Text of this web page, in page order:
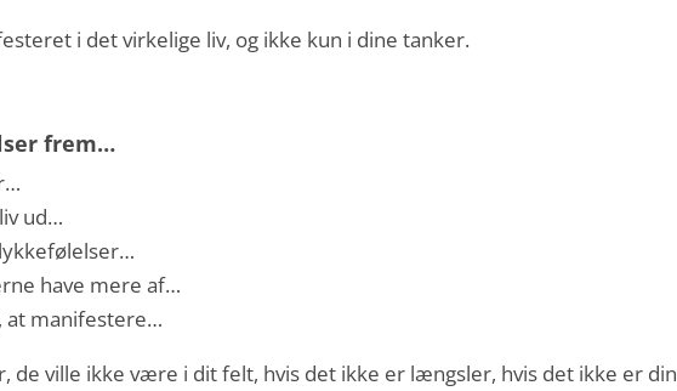
i det virkelige liv, og ikke kun i dine tanker.
frem…
ud…
have mere af…
at manifestere…
de ville ikke være i dit felt, hvis det ikke er længsler, hvis det ikke er din